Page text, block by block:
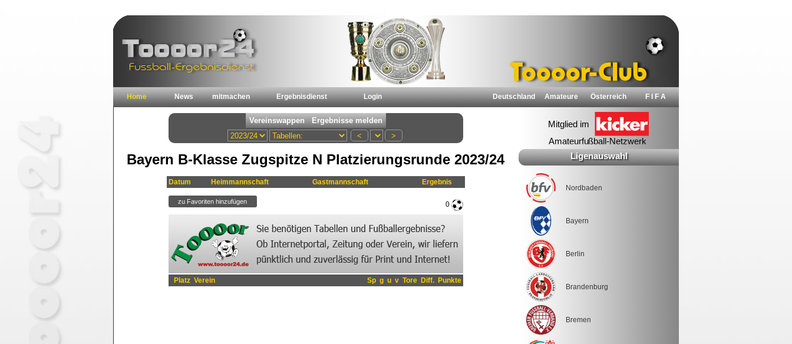
Home News mitmachen Ergebnisdienst Login Deutschland Amateure Österreich F I F A
Bayern B-Klasse Zugspitze N Platzierungsrunde 2023/24
Datum Heimmannschaft Gastmannschaft Ergebnis
0
Platz Verein Sp g u v Tore Diff. Punkte
Ligenauswahl
Nordbaden
Bayern
Berlin
Brandenburg
Bremen